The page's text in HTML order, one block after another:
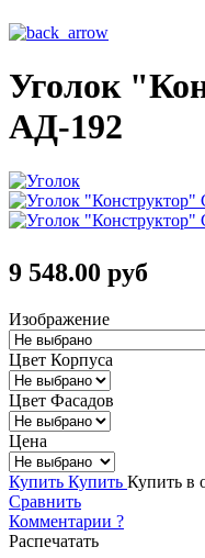
Уголок
АД-192
9 548.00 руб
Изображение
Цвет Корпуса
Цвет Фасадов
Цена
Купить Купить Купить в
Сравнить
Комментарии ?
Распечатать